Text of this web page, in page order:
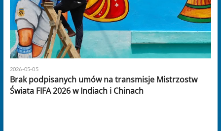
2026-05-05
Brak podpisanych umów na transmisje Mistrzostw
Świata FIFA 2026 w Indiach i Chinach